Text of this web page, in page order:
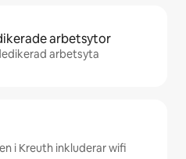
arbetsytor
arbetsyta
i Kreuth inkluderar wifi